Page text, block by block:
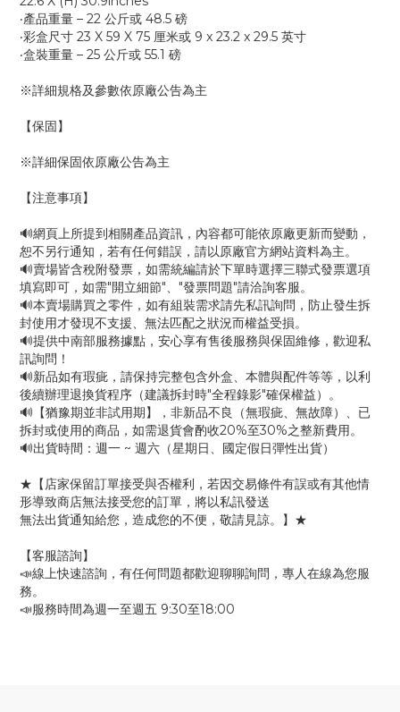
‧產品重量 – 22 公斤或 48.5 磅
‧彩盒尺寸 23 X 59 X 75 厘米或 9 x 23.2 x 29.5 英寸
‧盒裝重量 – 25 公斤或 55.1 磅
※詳細規格及參數依原廠公告為主
【保固】
※詳細保固依原廠公告為主
【注意事項】
🔊網頁上所提到相關產品資訊，內容都可能依原廠更新而變動，
恕不另行通知，若有任何錯誤，請以原廠官方網站資料為主。
🔊賣場皆含稅附發票，如需統編請於下單時選擇三聯式發票選項
填寫即可，如需"開立細節"、"發票問題"請洽詢客服。
🔊本賣場購買之零件，如有組裝需求請先私訊詢問，防止發生拆
封使用才發現不支援、無法匹配之狀況而權益受損。
🔊提供中南部服務據點，安心享有售後服務與保固維修，歡迎私
訊詢問！
🔊新品如有瑕疵，請保持完整包含外盒、本體與配件等等，以利
後續辦理退換貨程序（建議拆封時"全程錄影"確保權益）。
🔊【猶豫期並非試用期】，非新品不良（無瑕疵、無故障）、已
拆封或使用的商品，如需退貨會酌收20%至30%之整新費用。
🔊出貨時間：週一 ~ 週六（星期日、國定假日彈性出貨）
★【店家保留訂單接受與否權利，若因交易條件有誤或有其他情
形導致商店無法接受您的訂單，將以私訊發送
無法出貨通知給您，造成您的不便，敬請見諒。】★
【客服諮詢】
📣線上快速諮詢，有任何問題都歡迎聊聊詢問，專人在線為您服
務。
📣服務時間為週一至週五 9:30至18:00